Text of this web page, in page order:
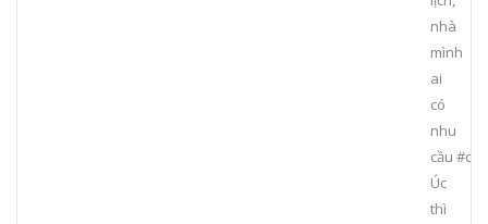
nhà
mình
ai
có
nhu
cầu
Úc
thì